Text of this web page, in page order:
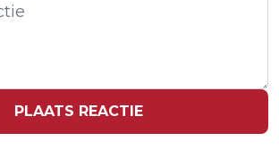
PLAATS REACTIE